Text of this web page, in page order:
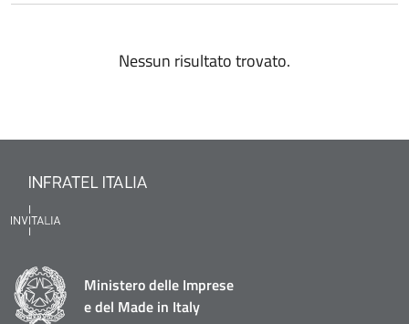
Nessun risultato trovato.
Ministero delle Imprese
e del Made in Italy